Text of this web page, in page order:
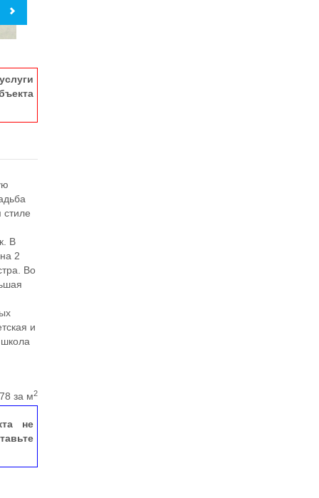
В
2
Во
и
за м2
не